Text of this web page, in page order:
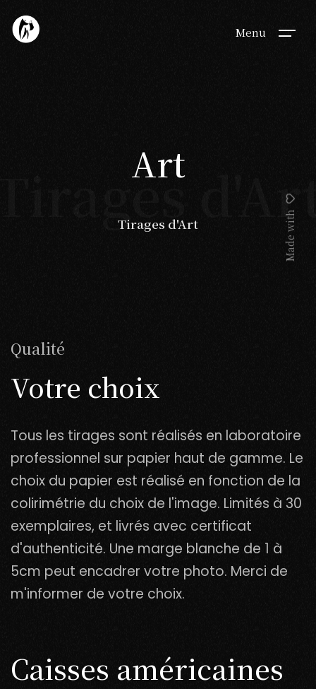
Menu
Art
Tirages d'Art Made with
Qualité
Votre choix
Tous les tirages sont réalisés en laboratoire
professionnel sur papier haut de gamme. Le
choix du papier est réalisé en fonction de la
colirimétrie du choix de l'image. Limités à 30
exemplaires, et livrés avec certificat
d'authenticité. Une marge blanche de 1 à
5cm peut encadrer votre photo. Merci de
m'informer de votre choix.
Caisses américaines